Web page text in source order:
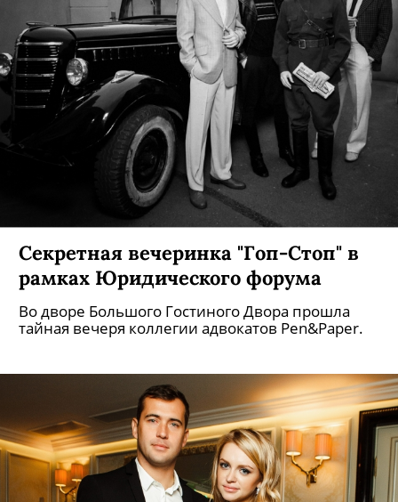
Секретная вечеринка "Гоп-Стоп" в
рамках Юридического форума
Во дворе Большого Гостиного Двора прошла
тайная вечеря коллегии адвокатов Pen&Paper.